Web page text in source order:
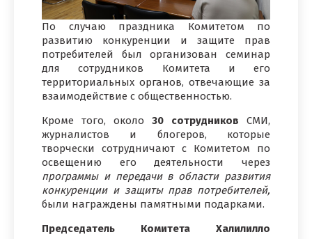
По случаю праздника Комитетом по
развитию конкуренции и защите прав
потребителей был организован семинар
для сотрудников Комитета и его
территориальных органов, отвечающие за
взаимодействие с общественностью.
Кроме того, около 30 сотрудников СМИ,
журналистов и блогеров, которые
творчески сотрудничают с Комитетом по
освещению его деятельности через
программы и передачи в области развития
конкуренции и защиты прав потребителей,
были награждены памятными подарками.
Председатель Комитета Халилилло